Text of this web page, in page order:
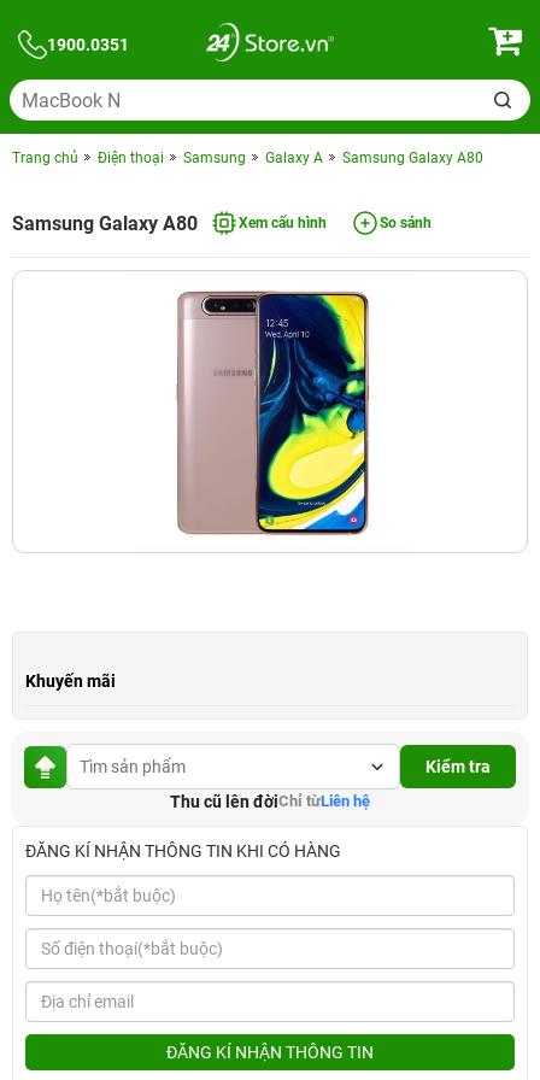
1900.0351
Trang chủ Điện thoại Samsung Galaxy A Samsung Galaxy A80
Samsung Galaxy A80 Xem cấu hình So sánh
Khuyến mãi
Kiểm tra
Thu cũ lên đờiChỉ từLiên hệ
ĐĂNG KÍ NHẬN THÔNG TIN KHI CÓ HÀNG
ĐĂNG KÍ NHẬN THÔNG TIN